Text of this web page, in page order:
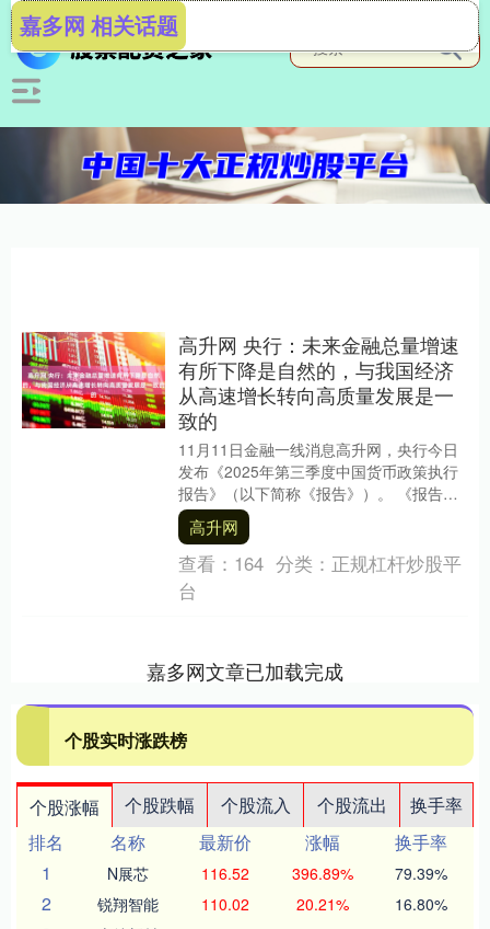
嘉多网 相关话题
高升网 央行：未来金融总量增速
有所下降是自然的，与我国经济
从高速增长转向高质量发展是一
致的
11月11日金融一线消息高升网，央行今日
发布《2025年第三季度中国货币政策执行
报告》（以下简称《报告》）。 《报告》
指出，总的看，当前我国人民币贷款余额
已达2....
高升网
查看： 164 分类： 正规杠杆炒股平
台
嘉多网文章已加载完成
个股实时涨跌榜
个股涨幅 个股跌幅 个股流入 个股流出
换手率
排名
名称 最新价 涨幅
换手率
1
N展芯 116.52 396.89% 79.39%
2 锐翔智能 110.02 20.21% 16.80%